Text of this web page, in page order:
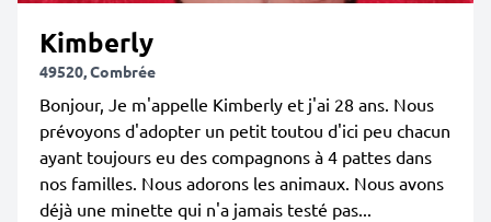
Kimberly
49520, Combrée
Bonjour, Je m'appelle Kimberly et j'ai 28 ans. Nous
prévoyons d'adopter un petit toutou d'ici peu chacun
ayant toujours eu des compagnons à 4 pattes dans
nos familles. Nous adorons les animaux. Nous avons
déjà une minette qui n'a jamais testé pas...